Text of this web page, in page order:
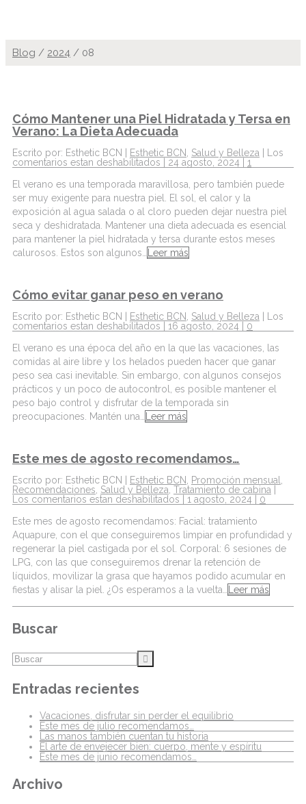
Blog / 2024 / 08
Cómo Mantener una Piel Hidratada y Tersa en
Verano: La Dieta Adecuada
Escrito por: Esthetic BCN | Esthetic BCN Salud y Belleza
Los
comentarios estan deshabilitados | 24 agosto, 2024 | 1
El verano es una temporada maravillosa, pero también puede
ser muy exigente para nuestra piel. El sol, el calor y la
exposición al agua salada o al cloro pueden dejar nuestra piel
seca y deshidratada. Mantener una dieta adecuada es esencial
para mantener la piel hidratada y tersa durante estos meses
calurosos. Estos son algunos…
Leer más
Cómo evitar ganar peso en verano
Escrito por: Esthetic BCN | Esthetic BCN Salud y Belleza
Los
comentarios estan deshabilitados | 16 agosto, 2024 | 0
El verano es una época del año en la que las vacaciones, las
comidas al aire libre y los helados pueden hacer que ganar
peso sea casi inevitable. Sin embargo, con algunos consejos
prácticos y un poco de autocontrol, es posible mantener el
peso bajo control y disfrutar de la temporada sin
preocupaciones. Mantén una…
Leer más
Este mes de agosto recomendamos…
Escrito por: Esthetic BCN | Esthetic BCN Promoción mensual
Recomendaciones Salud y Belleza Tratamiento de cabina
Los comentarios estan deshabilitados | 1 agosto, 2024 | 0
Este mes de agosto recomendamos: Facial: tratamiento
Aquapure, con el que conseguiremos limpiar en profundidad y
regenerar la piel castigada por el sol. Corporal: 6 sesiones de
LPG, con las que conseguiremos drenar la retención de
líquidos, movilizar la grasa que hayamos podido acumular en
fiestas y alisar la piel. ¿Os esperamos a la vuelta…
Leer más
Buscar
Entradas recientes
Vacaciones, disfrutar sin perder el equilibrio
Este mes de julio recomendamos…
Las manos también cuentan tu historia
El arte de envejecer bien: cuerpo, mente y espíritu
Este mes de junio recomendamos…
Archivo